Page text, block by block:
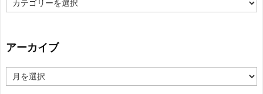
テ
ー
アーカイブ
ー